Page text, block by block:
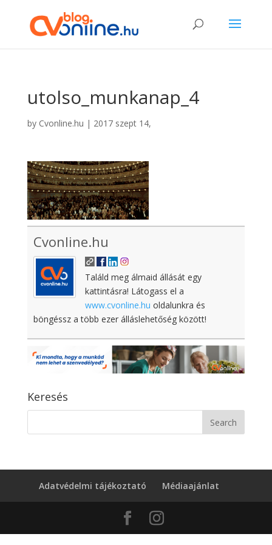
utolso_munkanap_4
by Cvonline.hu | 2017 szept 14,
Cvonline.hu
Találd meg álmaid állását egy
kattintásra! Látogass el a
www.cvonline.hu oldalunkra és
böngéssz a több ezer álláslehetőség között!
Keresés
Adatvédelmi tájékoztató Médiaajánlat